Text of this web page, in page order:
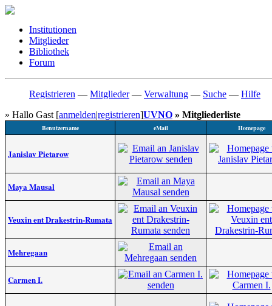
Institutionen
Mitglieder
Bibliothek
Forum
Registrieren — Mitglieder— Verwaltung — Suche — Hilfe
» Hallo Gast [anmelden|registrieren]UVNO » Mitgliederliste
Benutzername eMail Homepage
Janislav Pietarow
Maya Mausal
Veuxin ent Drakestrin-Rumata
Mehregaan
Carmen I.